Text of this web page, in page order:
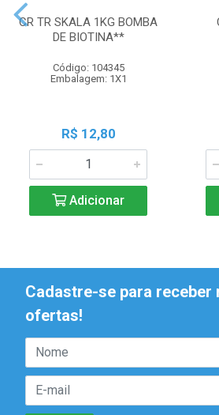
CR TR SKALA 1KG BOMBA
DE BIOTINA**
Código: 104345
Embalagem: 1X1
R$ 12,80
Adicionar
Cadastre-se para receber
ofertas!